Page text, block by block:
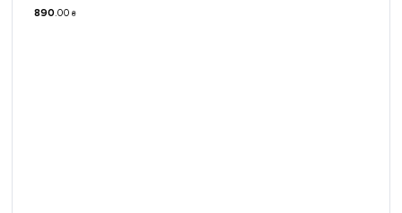
890.00 ₴